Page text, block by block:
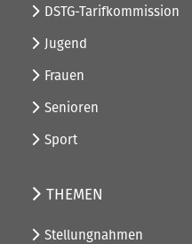
DSTG-Tarifkommission
Jugend
Frauen
Senioren
Sport
THEMEN
Stellungnahmen